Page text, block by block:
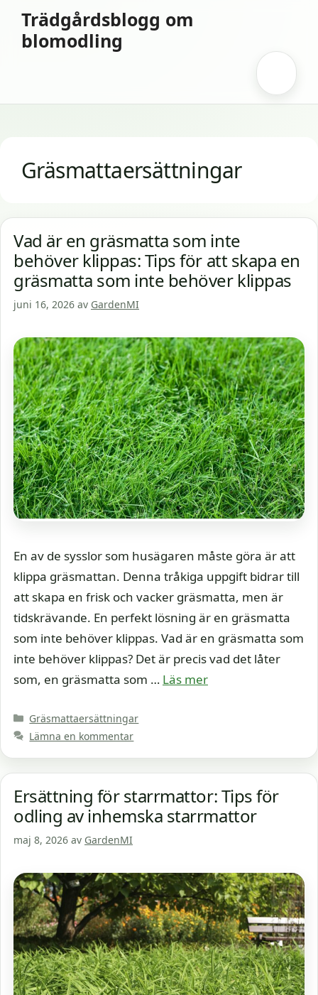
innehåll
Trädgårdsblogg om
blomodling
Gräsmattaersättningar
Vad är en gräsmatta som inte
behöver klippas: Tips för att skapa en
gräsmatta som inte behöver klippas
juni 16, 2026 av GardenMI
En av de sysslor som husägaren måste göra är att
klippa gräsmattan. Denna tråkiga uppgift bidrar till
att skapa en frisk och vacker gräsmatta, men är
tidskrävande. En perfekt lösning är en gräsmatta
som inte behöver klippas. Vad är en gräsmatta som
inte behöver klippas? Det är precis vad det låter
som, en gräsmatta som … Läs mer
Kategorier
Gräsmattaersättningar
Lämna en kommentar
Ersättning för starrmattor: Tips för
odling av inhemska starrmattor
maj 8, 2026 av GardenMI